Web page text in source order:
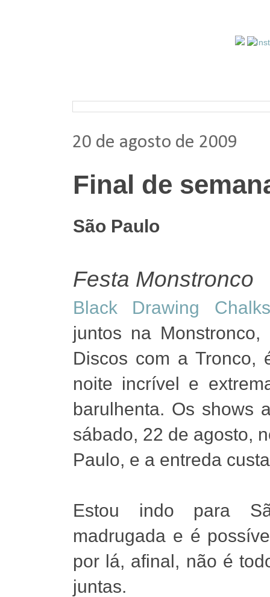
20 de agosto de 2009
Final de
São Paulo
Festa Monstronco
Black Drawing Chalks
juntos na
Discos com a Tronco,
noite incrível e
barulhenta. Os shows
sábado, 22 de agosto,
Paulo, e a entreda
Estou indo para
madrugada e é
por lá, afinal, não é
juntas.